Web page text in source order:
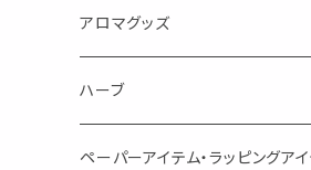
消臭に（用途：空間や衣服）
Kiyome LESO. キヨメ レソット
体感-4℃ !? 薄荷をブレンドした
AroMachi アロマチ 町の香り
エッセンシャルオイル
シングル
ブレンド
キャリアオイル
アロマグッズ
エッセンシャルオイル
ディフューザー
ハーブ
サシェ・香り袋
ペーパーアイテム・ラッピングア